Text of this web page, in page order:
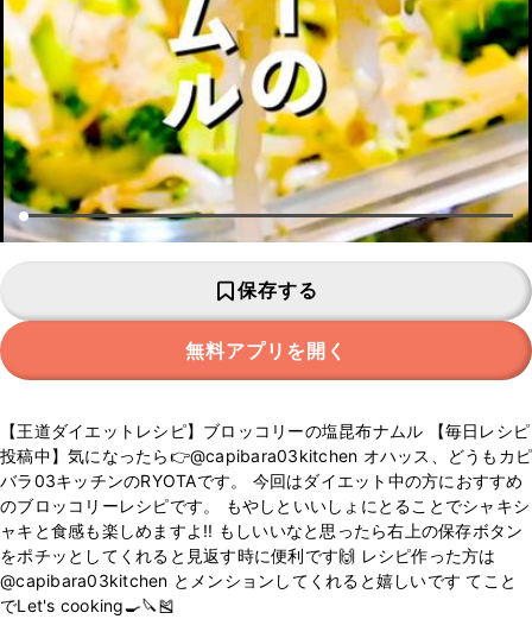
保存する
無料アプリを開く
【王道ダイエットレシピ】ブロッコリーの塩昆布ナムル 【毎日レシピ
投稿中】気になったら👉@capibara03kitchen オハッス、どうもカピ
バラ03キッチンのRYOTAです。 今回はダイエット中の方におすすめ
のブロッコリーレシピです。 もやしといいしょにとることでシャキシ
ャキと食感も楽しめますよ!! もしいいなと思ったら右上の保存ボタン
をポチッとしてくれると見返す時に便利です🙌 レシピ作った方は
@capibara03kitchen とメンションしてくれると嬉しいです てこと
でLet's cooking🍳🔪🎽